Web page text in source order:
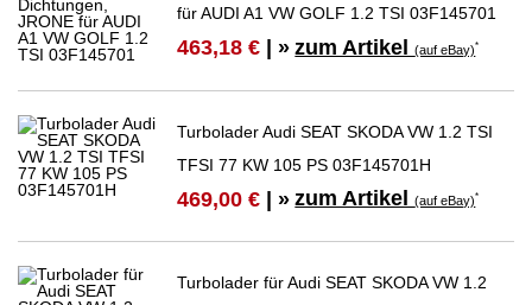
für AUDI A1 VW GOLF 1.2 TSI 03F145701
463,18 € | » zum Artikel(auf eBay)*
Turbolader Audi SEAT SKODA VW 1.2 TSI
TFSI 77 KW 105 PS 03F145701H
469,00 € | » zum Artikel(auf eBay)*
Turbolader für Audi SEAT SKODA VW 1.2